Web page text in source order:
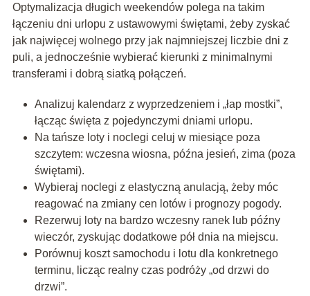
Optymalizacja długich weekendów polega na takim
łączeniu dni urlopu z ustawowymi świętami, żeby zyskać
jak najwięcej wolnego przy jak najmniejszej liczbie dni z
puli, a jednocześnie wybierać kierunki z minimalnymi
transferami i dobrą siatką połączeń.
Analizuj kalendarz z wyprzedzeniem i „łap mostki”,
łącząc święta z pojedynczymi dniami urlopu.
Na tańsze loty i noclegi celuj w miesiące poza
szczytem: wczesna wiosna, późna jesień, zima (poza
świętami).
Wybieraj noclegi z elastyczną anulacją, żeby móc
reagować na zmiany cen lotów i prognozy pogody.
Rezerwuj loty na bardzo wczesny ranek lub późny
wieczór, zyskując dodatkowe pół dnia na miejscu.
Porównuj koszt samochodu i lotu dla konkretnego
terminu, licząc realny czas podróży „od drzwi do
drzwi”.